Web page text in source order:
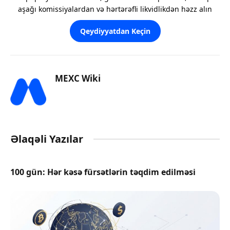
aşağı komissiyalardan və hərtərəfli likvidlikdən həzz alın
Qeydiyyatdan Keçin
MEXC Wiki
Əlaqəli Yazılar
100 gün: Hər kəsə fürsətlərin təqdim edilməsi